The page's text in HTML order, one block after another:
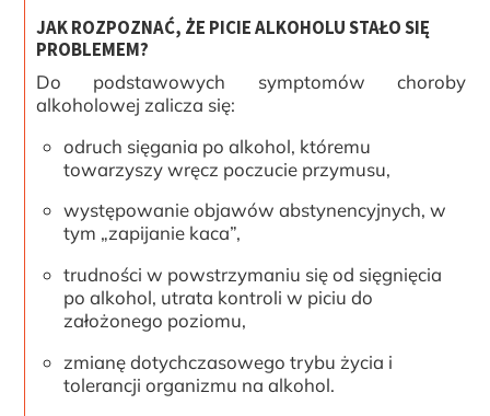
JAK ROZPOZNAĆ, ŻE PICIE ALKOHOLU STAŁO SIĘ
PROBLEMEM?
Do podstawowych symptomów choroby
alkoholowej zalicza się:
odruch sięgania po alkohol, któremu
towarzyszy wręcz poczucie przymusu,
występowanie objawów abstynencyjnych, w
tym „zapijanie kaca”,
trudności w powstrzymaniu się od sięgnięcia
po alkohol, utrata kontroli w piciu do
założonego poziomu,
zmianę dotychczasowego trybu życia i
tolerancji organizmu na alkohol.